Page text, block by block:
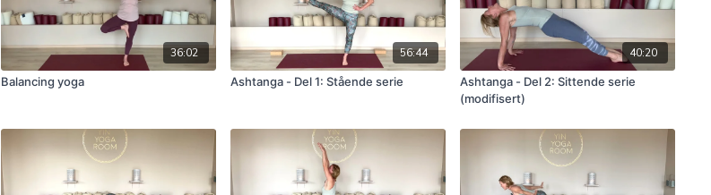
36:02
Balancing yoga
56:44
Ashtanga - Del 1: Stående serie
40:20
Ashtanga - Del 2: Sittende serie
(modifisert)